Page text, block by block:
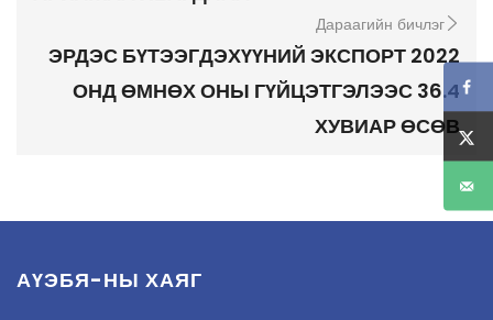
Дараагийн бичлэг
ЭРДЭС БҮТЭЭГДЭХҮҮНИЙ ЭКСПОРТ 2022
ОНД ӨМНӨХ ОНЫ ГҮЙЦЭТГЭЛЭЭС 36.4
ХУВИАР ӨСӨВ
АҮЭБЯ-НЫ ХАЯГ